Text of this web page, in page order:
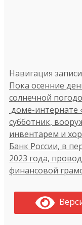
Навигация записи
Пока осенние
солнечной
доме-интернате
субботник,
инвентарем и
Банк России, в
2023 года,
финансовой